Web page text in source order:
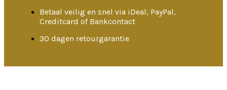
Betaal veilig en snel via iDeal, PayPal,
Creditcard of Bankcontact
30 dagen retourgarantie